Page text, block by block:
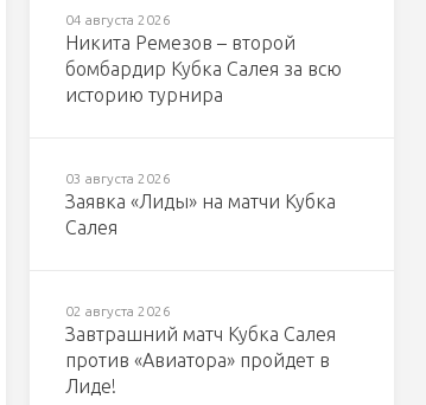
04 августа 2026
Никита Ремезов – второй
бомбардир Кубка Салея за всю
историю турнира
03 августа 2026
Заявка «Лиды» на матчи Кубка
Салея
02 августа 2026
Завтрашний матч Кубка Салея
против «Авиатора» пройдет в
Лиде!